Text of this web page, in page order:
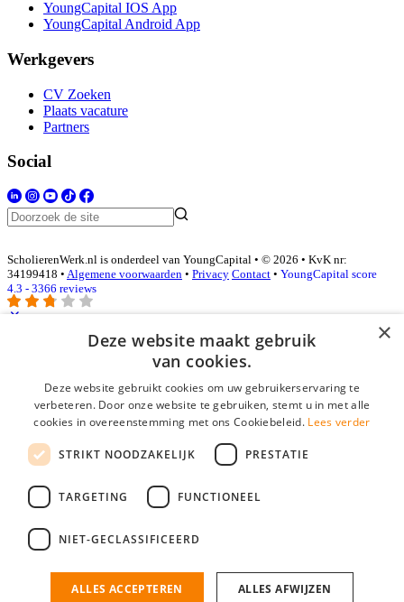
YoungCapital IOS App
YoungCapital Android App
Werkgevers
CV Zoeken
Plaats vacature
Partners
Social
ScholierenWerk.nl is onderdeel van YoungCapital • © 2026 • KvK nr:
34199418 • Algemene voorwaarden • Privacy Contact • YoungCapital score
4.3 - 3366 reviews
Inloggen als bedrijf
E-mail*
Wachtwoord
login gegevens onthouden
login
Bedrijf aanmelden
nieuwe collega/werknemer zo gevonden!
×
Deze website maakt gebruik
van cookies.
Deze website gebruikt cookies om uw gebruikerservaring te
verbeteren. Door onze website te gebruiken, stemt u in met alle
cookies in overeenstemming met ons Cookiebeleid. Lees verder
STRIKT NOODZAKELIJK PRESTATIE
TARGETING FUNCTIONEEL
NIET-GECLASSIFICEERD
ALLES ACCEPTEREN ALLES AFWIJZEN